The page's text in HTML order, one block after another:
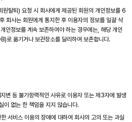
원탈퇴) 요청 시 회사에게 제공된 회원의 개인정보를 6
회사는 회원에게 통지한 후 이용자의 정보를 일괄 삭
인정보를 계속 보존하여야 하는 경우에는, 해당 개인
로 옮기거나 보관장소를 달리하여 보존합니다.
변 등 불가항력적인 사유로 이용자 또는 제3자에 발생
이 없는 한 책임을 지지 않습니다.
서비스 이용의 장애에 대하여 회사의 고의 또는 과실